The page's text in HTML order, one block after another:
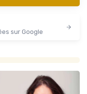
sur Google